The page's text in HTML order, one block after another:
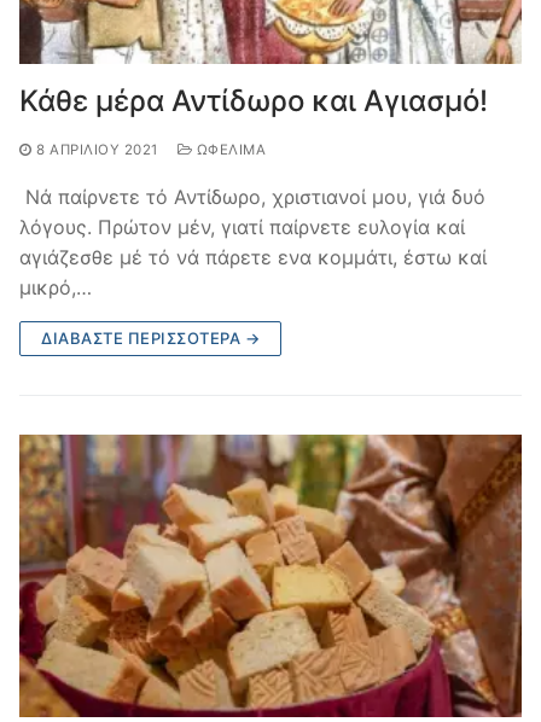
Κάθε μέρα Αντίδωρο και Αγιασμό!
8 ΑΠΡΙΛΊΟΥ 2021 ΩΦΈΛΙΜΑ
Νά παίρνετε τό Αντίδωρο, χριστιανοί μου, γιά δυό
λόγους. Πρώτον μέν, γιατί παίρνε­τε ευλογία καί
αγιάζεσθε μέ τό νά πάρετε ενα κομμάτι, έστω καί
μικρό,…
ΔΙΑΒΆΣΤΕ ΠΕΡΙΣΣΌΤΕΡΑ →